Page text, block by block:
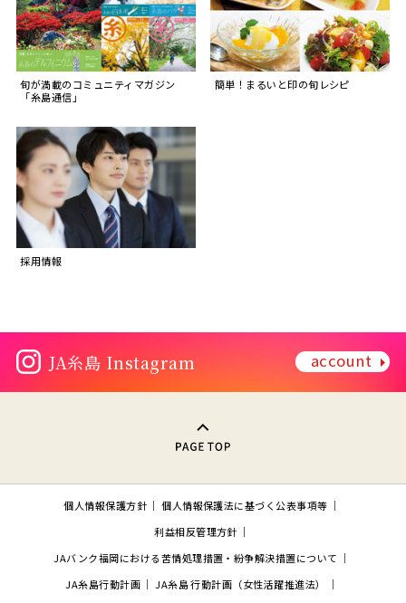
旬が満載のコミュニティマガジン
「糸島通信」
簡単！まるいと印の旬レシピ
採用情報
JA糸島 Instagram account
個人情報保護方針
個人情報保護法に基づく公表事項等
利益相反管理方針
JAバンク福岡における苦情処理措置・紛争解決措置について
JA糸島行動計画
JA糸島 行動計画（女性活躍推進法）